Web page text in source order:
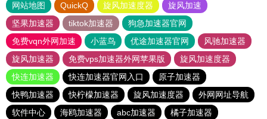
网站地图 QuickQ 旋风加速度器
旋风加速
坚果加速器
tiktok加速器
狗急加速器官网
免费vqn外网加速
小蓝鸟 优途加速器官网
风驰加速器
旋风加速器
免费vps加速器外网苹果版
旋风加速度器
快连加速器
快连加速器官网入口
原子加速器
快鸭加速器
快柠檬加速器 旋风加速度器
外网网址导航
软件中心
海鸥加速器 abc加速器 橘子加速器